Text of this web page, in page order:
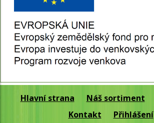
Hlavní strana Náš sortiment
Kontakt
Přihlášení